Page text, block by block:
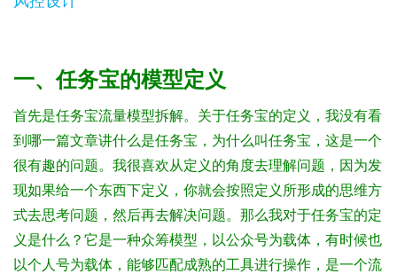
一、任务宝的模型定义
首先是任务宝流量模型拆解。关于任务宝的定义，我没有看
到哪一篇文章讲什么是任务宝，为什么叫任务宝，这是一个
很有趣的问题。我很喜欢从定义的角度去理解问题，因为发
现如果给一个东西下定义，你就会按照定义所形成的思维方
式去思考问题，然后再去解决问题。 那么我对于任务宝的定
义是什么？它是一种众筹模型，以公众号为载体，有时候也
以个人号为载体，能够匹配成熟的工具进行操作，是一个流